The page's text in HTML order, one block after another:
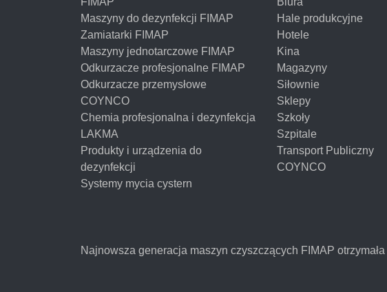
Maszyny do dezynfekcji FIMAP
Zamiatarki FIMAP
Maszyny jednotarczowe FIMAP
Odkurzacze profesjonalne FIMAP
Odkurzacze przemysłowe
COYNCO
Chemia profesjonalna i dezynfekcja
LAKMA
Produkty i urządzenia do
dezynfekcji
Systemy mycia cystern
Hale produkcyjne
Hotele
Kina
Magazyny
Siłownie
Sklepy
Szkoły
Szpitale
Transport Publiczny
COYNCO
Najnowsza generacja maszyn czyszczących FIMAP otrzymała